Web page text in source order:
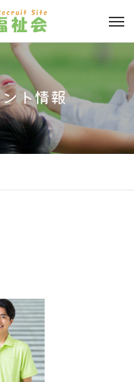
ト情報